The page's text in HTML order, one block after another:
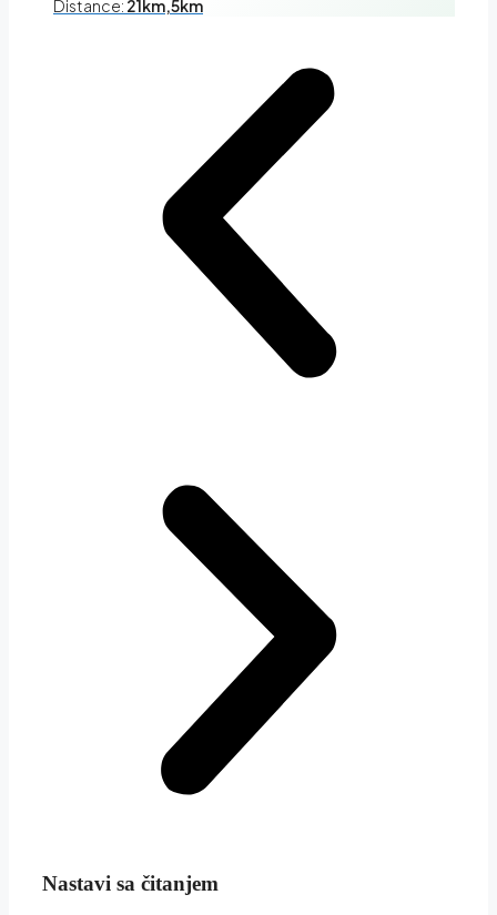
Distance: 21km,5km
Nastavi sa čitanjem